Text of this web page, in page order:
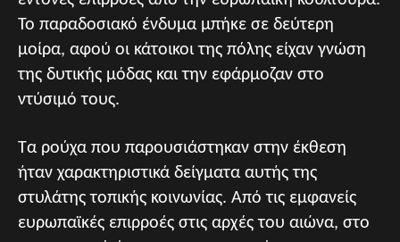
Το παραδοσιακό ένδυμα μπήκε σε δεύτερη
μοίρα, αφού οι κάτοικοι της πόλης είχαν γνώση
της δυτικής μόδας και την εφάρμοζαν στο
ντύσιμό τους.
Τα ρούχα που παρουσιάστηκαν στην έκθεση
ήταν χαρακτηριστικά δείγματα αυτής της
στυλάτης τοπικής κοινωνίας. Από τις εμφανείς
ευρωπαϊκές επιρροές στις αρχές του αιώνα, στο